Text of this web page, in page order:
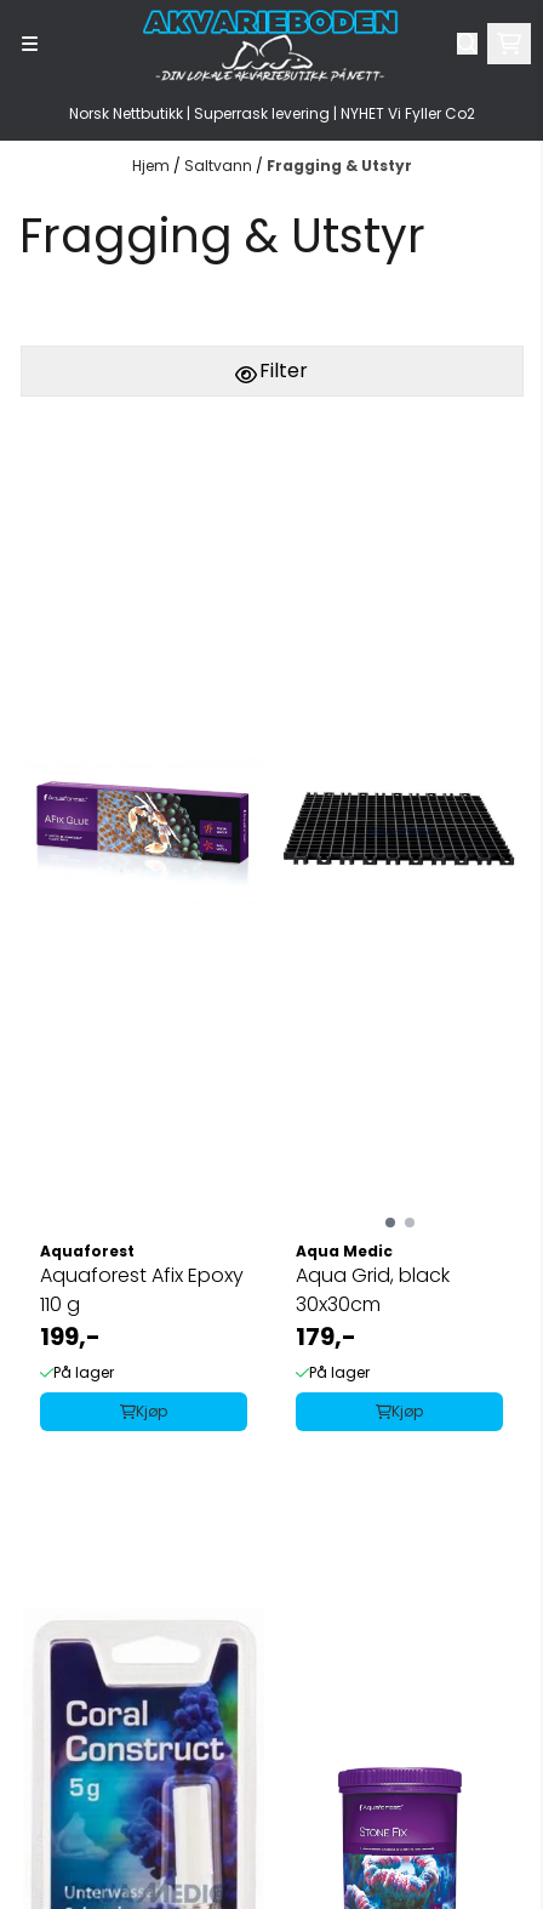
Hopp til innhold
Norsk Nettbutikk | Superrask levering | NYHET Vi Fyller Co2
Hjem / Saltvann / Fragging & Utstyr
Fragging & Utstyr
Filter
Aquaforest
Aquaforest Afix Epoxy
110 g
199,-
På lager
Kjøp
Aqua Medic
Aqua Grid, black
30x30cm
179,-
På lager
Kjøp